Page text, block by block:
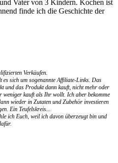
Vater von 3 Kindern. Kochen ist
finde ich die Geschichte der
Verkäufen.
es sich um sogenannte Affiliate-Links. Das
und das Produkt dann kauft, nicht mehr oder
weniger kauft als Ihr wollt. Ich aber bekomme
wieder in Zutaten und Zubehör investieren
Ein Teufelskreis...
ich Euch, weil ich davon überzeugt bin und